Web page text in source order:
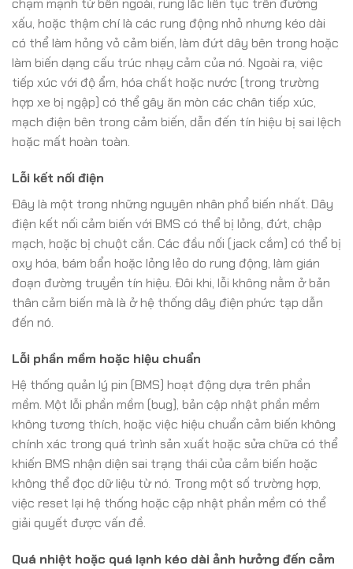
chạm mạnh từ bên ngoài, rung lắc liên tục trên đường
xấu, hoặc thậm chí là các rung động nhỏ nhưng kéo dài
có thể làm hỏng vỏ cảm biến, làm đứt dây bên trong hoặc
làm biến dạng cấu trúc nhạy cảm của nó. Ngoài ra, việc
tiếp xúc với độ ẩm, hóa chất hoặc nước (trong trường
hợp xe bị ngập) có thể gây ăn mòn các chân tiếp xúc,
mạch điện bên trong cảm biến, dẫn đến tín hiệu bị sai lệch
hoặc mất hoàn toàn.
Lỗi kết nối điện
Đây là một trong những nguyên nhân phổ biến nhất. Dây
điện kết nối cảm biến với BMS có thể bị lỏng, đứt, chập
mạch, hoặc bị chuột cắn. Các đầu nối (jack cắm) có thể bị
oxy hóa, bám bẩn hoặc lỏng lẻo do rung động, làm gián
đoạn đường truyền tín hiệu. Đôi khi, lỗi không nằm ở bản
thân cảm biến mà là ở hệ thống dây điện phức tạp dẫn
đến nó.
Lỗi phần mềm hoặc hiệu chuẩn
Hệ thống quản lý pin (BMS) hoạt động dựa trên phần
mềm. Một lỗi phần mềm (bug), bản cập nhật phần mềm
không tương thích, hoặc việc hiệu chuẩn cảm biến không
chính xác trong quá trình sản xuất hoặc sửa chữa có thể
khiến BMS nhận diện sai trạng thái của cảm biến hoặc
không thể đọc dữ liệu từ nó. Trong một số trường hợp,
việc reset lại hệ thống hoặc cập nhật phần mềm có thể
giải quyết được vấn đề.
Quá nhiệt hoặc quá lạnh kéo dài ảnh hưởng đến cảm